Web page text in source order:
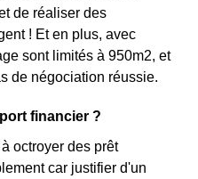
de réaliser des
! Et en plus, avec
sont limités à 950m2, et
de négociation réussie.
financier ?
octroyer des prêt
car justifier d'un